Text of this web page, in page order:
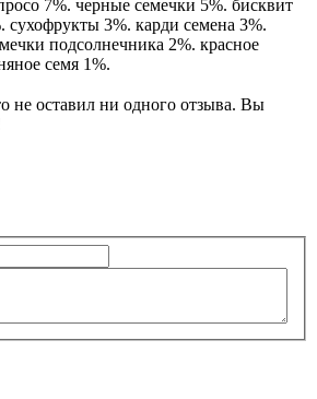
7%. черные семечки 5%. бисквит
сухофрукты 3%. карди семена 3%.
подсолнечника 2%. красное
семя 1%.
не оставил ни одного отзыва. Вы